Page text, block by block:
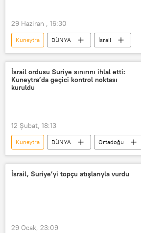
29 Haziran , 16:30
Kuneytra DÜNYA
İsrail
Suriye
Haberler
Dışişleri Bakanlığı
İsrail ordusu Suriye sınırını ihlal etti:
Kuneytra’da geçici kontrol noktası
kuruldu
12 Şubat, 18:13
Kuneytra DÜNYA
Ortadoğu
Suriye
İsrail
Kontrol noktası
sınır ihlali
İsrail, Suriye’yi topçu atışlarıyla vurdu
29 Ocak, 23:09